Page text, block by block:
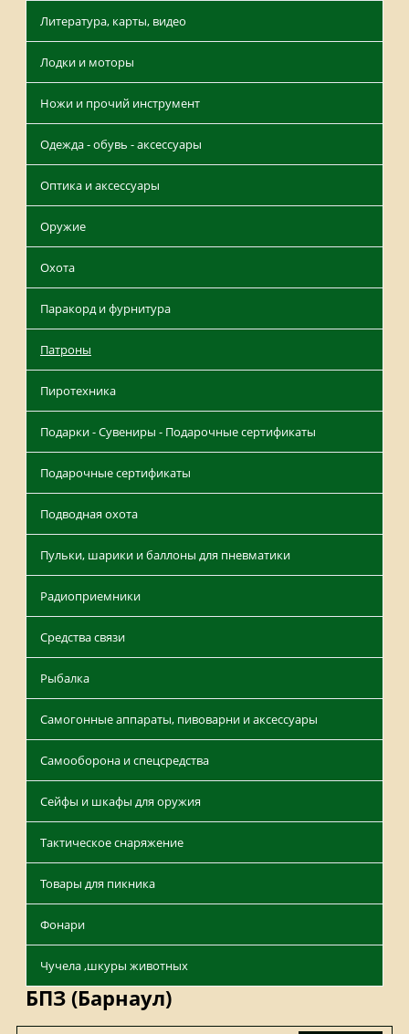
Литература, карты, видео
Лодки и моторы
Ножи и прочий инструмент
Одежда - обувь - аксессуары
Оптика и аксессуары
Оружие
Охота
Паракорд и фурнитура
Патроны
Пиротехника
Подарки - Сувениры - Подарочные сертификаты
Подарочные сертификаты
Подводная охота
Пульки, шарики и баллоны для пневматики
Радиоприемники
Средства связи
Рыбалка
Самогонные аппараты, пивоварни и аксессуары
Самооборона и спецсредства
Сейфы и шкафы для оружия
Тактическое снаряжение
Товары для пикника
Фонари
Чучела ,шкуры животных
БПЗ (Барнаул)